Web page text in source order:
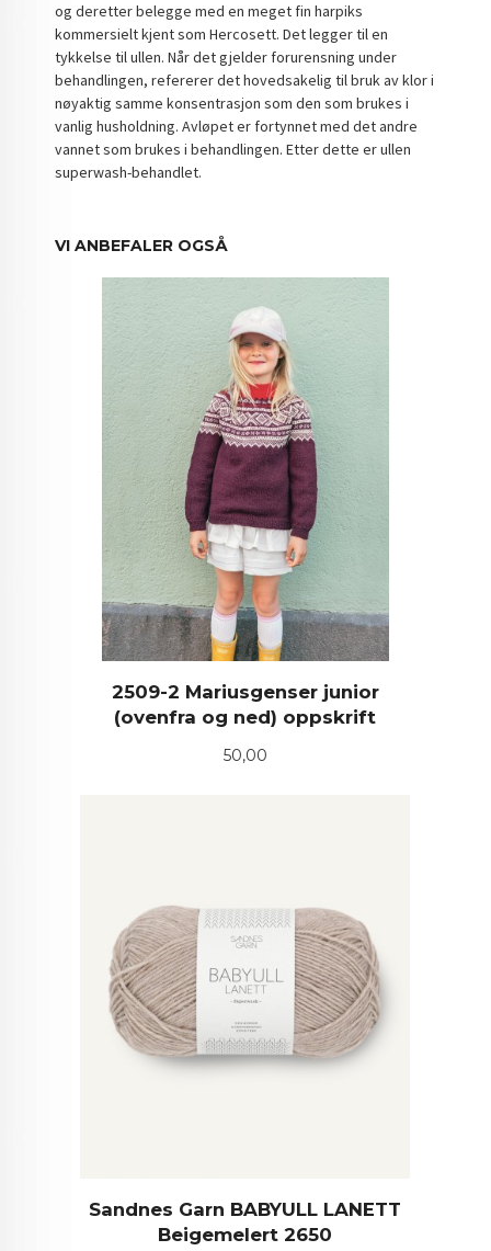
og deretter belegge med en meget fin harpiks
kommersielt kjent som Hercosett. Det legger til en
tykkelse til ullen. Når det gjelder forurensning under
behandlingen, refererer det hovedsakelig til bruk av klor i
nøyaktig samme konsentrasjon som den som brukes i
vanlig husholdning. Avløpet er fortynnet med det andre
vannet som brukes i behandlingen. Etter dette er ullen
superwash-behandlet.
VI ANBEFALER OGSÅ
2509-2 Mariusgenser junior
(ovenfra og ned) oppskrift
Pris
50,00
Sandnes Garn BABYULL LANETT
Beigemelert 2650